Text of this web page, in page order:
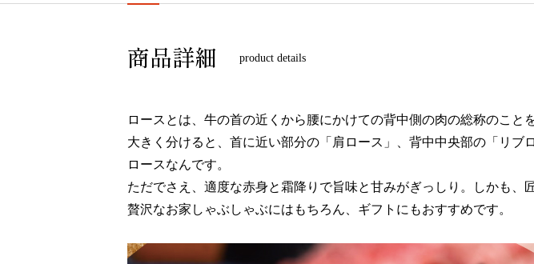
商品詳細 product details
ロースとは、牛の首の近くから腰にかけての背中側の肉の総称のこと
大きく分けると、首に近い部分の「肩ロース」、背中中央部の「リ
ロースなんです。
ただでさえ、適度な赤身と霜降りで旨味と甘みがぎっしり。しかも、
贅沢なお家しゃぶしゃぶにはもちろん、ギフトにもおすすめです。